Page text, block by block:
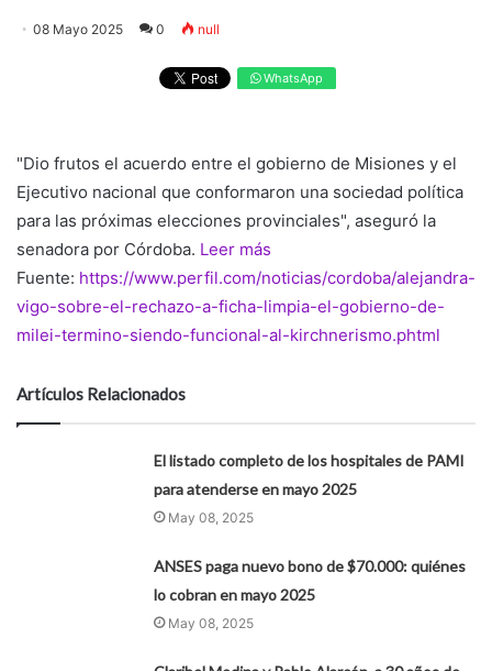
08 Mayo 2025 0 null
WhatsApp
"Dio frutos el acuerdo entre el gobierno de Misiones y el
Ejecutivo nacional que conformaron una sociedad política
para las próximas elecciones provinciales", aseguró la
senadora por Córdoba. Leer más
Fuente: https://www.perfil.com/noticias/cordoba/alejandra-
vigo-sobre-el-rechazo-a-ficha-limpia-el-gobierno-de-
milei-termino-siendo-funcional-al-kirchnerismo.phtml
Artículos Relacionados
El listado completo de los hospitales de PAMI
para atenderse en mayo 2025
May 08, 2025
ANSES paga nuevo bono de $70.000: quiénes
lo cobran en mayo 2025
May 08, 2025